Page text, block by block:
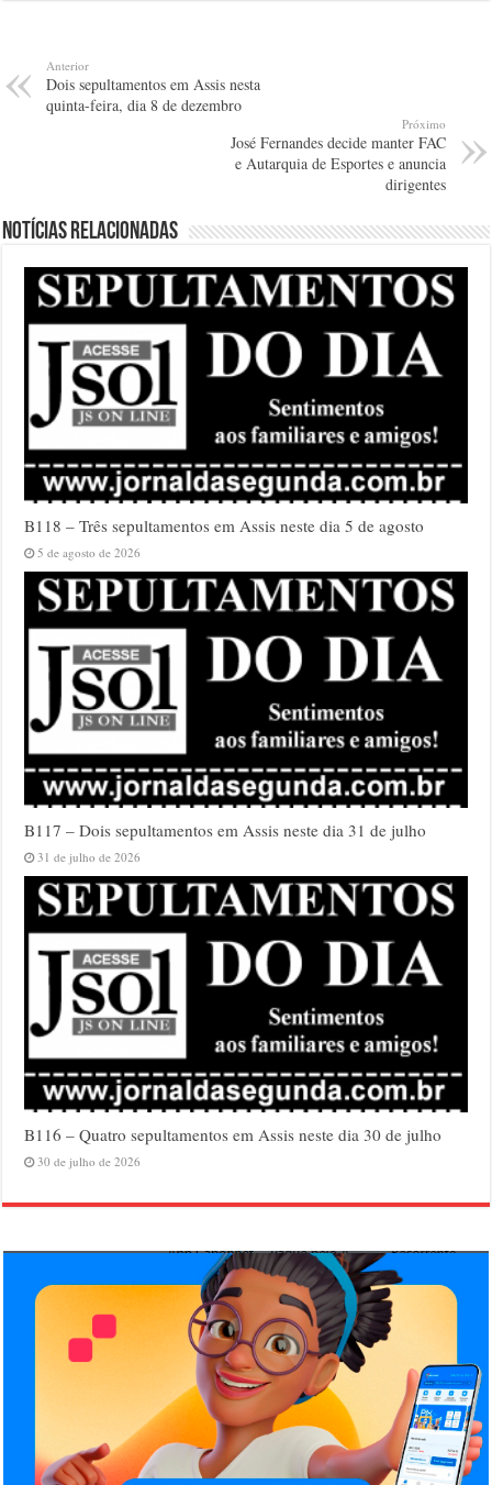
Anterior
Dois sepultamentos em Assis nesta
quinta-feira, dia 8 de dezembro
Próximo
José Fernandes decide manter FAC
e Autarquia de Esportes e anuncia
dirigentes
Notícias relacionadas
B118 – Três sepultamentos em Assis neste dia 5 de agosto
5 de agosto de 2026
B117 – Dois sepultamentos em Assis neste dia 31 de julho
31 de julho de 2026
B116 – Quatro sepultamentos em Assis neste dia 30 de julho
30 de julho de 2026